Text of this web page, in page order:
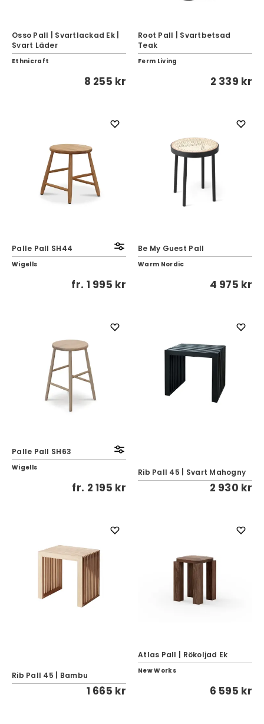
Osso Pall | Svartlackad Ek |
Svart Läder
Ethnicraft
8 255 kr
Root Pall | Svartbetsad
Teak
Ferm Living
2 339 kr
Palle Pall SH44
Wigells
fr. 1 995 kr
Be My Guest Pall
Warm Nordic
4 975 kr
Palle Pall SH63
Wigells
fr. 2 195 kr
Rib Pall 45 | Svart Mahogny
2 930 kr
Rib Pall 45 | Bambu
1 665 kr
Atlas Pall | Rökoljad Ek
New Works
6 595 kr